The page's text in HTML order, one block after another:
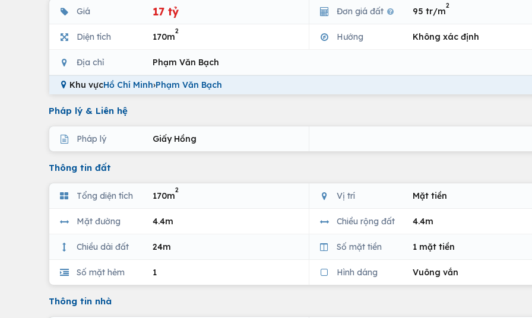
Giá 17 tỷ Đơn giá đất 95 tr/m
2
Diện tích 170m
2
Hướng Không xác định
Địa chỉ Phạm Văn Bạch
Khu vựcHồ Chí Minh›Phạm Văn Bạch
Pháp lý & Liên hệ
Pháp lý Giấy Hồng
Thông tin đất
Tổng diện tích 170m
2
Vị trí Mặt tiền
Mặt đường 4.4m Chiều rộng đất 4.4m
Chiều dài đất 24m Số mặt tiền 1 mặt tiền
Số mặt hẻm 1 Hình dáng Vuông vắn
Thông tin nhà